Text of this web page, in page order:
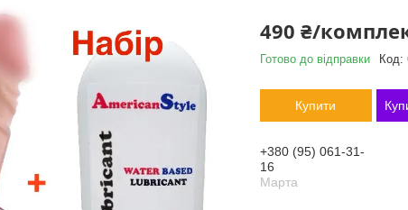
490 ₴/
Готово до відправки Код:
Купити
+380 (95) 061-31-
16
Марта